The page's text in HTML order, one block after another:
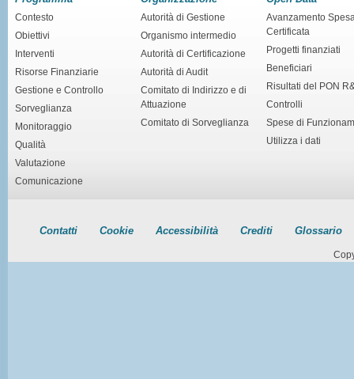
Contesto
Obiettivi
Interventi
Risorse Finanziarie
Gestione e Controllo
Sorveglianza
Monitoraggio
Qualità
Valutazione
Comunicazione
Autorità di Gestione
Organismo intermedio
Autorità di Certificazione
Autorità di Audit
Comitato di Indirizzo e di
Attuazione
Comitato di Sorveglianza
Avanzamento
Certificata
Progetti finanziati
Beneficiari
Risultati del PON
Controlli
Spese di
Utilizza i dati
Contatti Cookie Accessibilità Crediti Glossario